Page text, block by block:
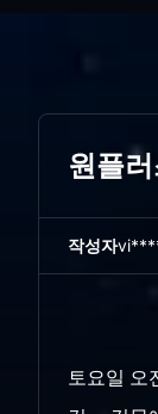
원플
작성자
토요일 오